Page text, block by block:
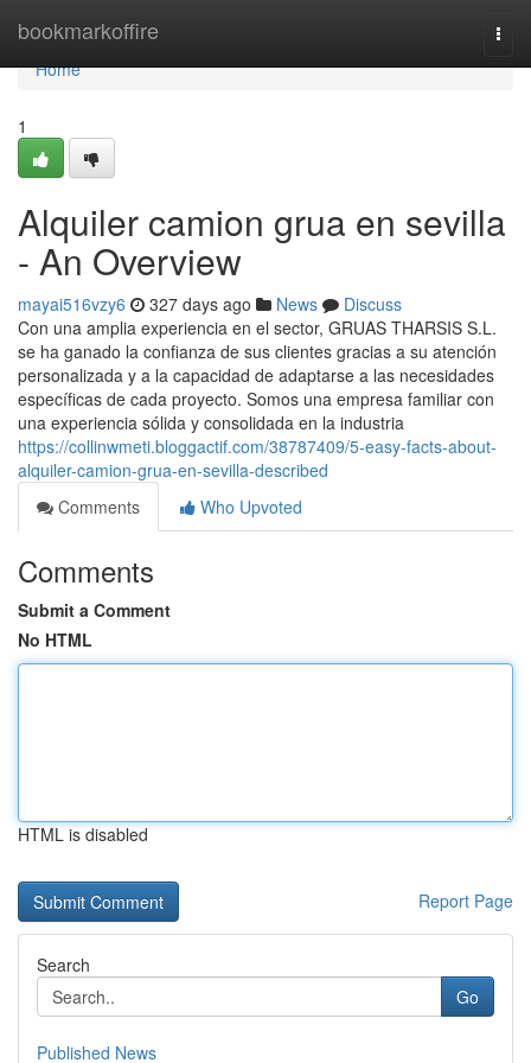
bookmarkoffire
Home
Home
1
Alquiler camion grua en sevilla
- An Overview
mayai516vzy6 327 days ago News
Discuss
Con una amplia experiencia en el sector, GRUAS THARSIS S.L.
se ha ganado la confianza de sus clientes gracias a su atención
personalizada y a la capacidad de adaptarse a las necesidades
específicas de cada proyecto. Somos una empresa familiar con
una experiencia sólida y consolidada en la industria
https://collinwmeti.bloggactif.com/38787409/5-easy-facts-about-
alquiler-camion-grua-en-sevilla-described
Comments
Who Upvoted
Comments
Submit a Comment
No HTML
HTML is disabled
Report Page
Search
Go
Published News